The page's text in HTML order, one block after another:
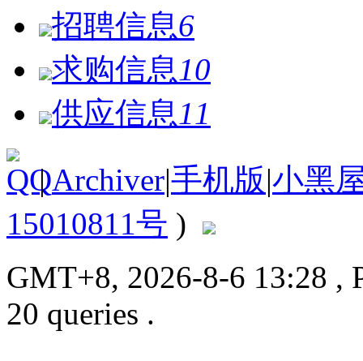
招聘信息6
求购信息 10
供应信息 11
| Archiver|手机版|小黑
15010811号 )
GMT+8, 2026-8-6 13:28 ,
20 queries .